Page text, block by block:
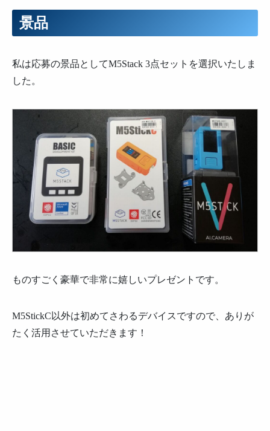
景品
私は応募の景品としてM5Stack 3点セットを選択いたしま
した。
ものすごく豪華で非常に嬉しいプレゼントです。
M5StickC以外は初めてさわるデバイスですので、ありが
たく活用させていただきます！